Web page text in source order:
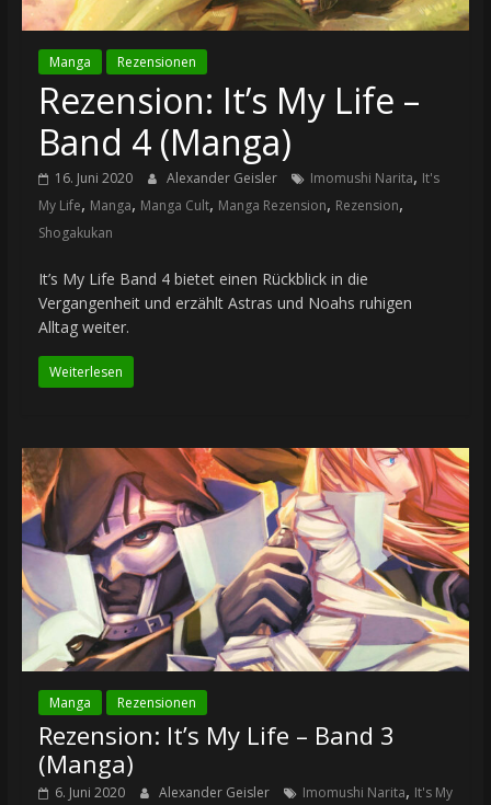
Manga Rezensionen
Rezension: It’s My Life –
Band 4 (Manga)
16. Juni 2020 Alexander Geisler Imomushi Narita, It's
My Life, Manga, Manga Cult, Manga Rezension, Rezension,
Shogakukan
It’s My Life Band 4 bietet einen Rückblick in die
Vergangenheit und erzählt Astras und Noahs ruhigen
Alltag weiter.
Weiterlesen
Manga Rezensionen
Rezension: It’s My Life – Band 3
(Manga)
6. Juni 2020 Alexander Geisler Imomushi Narita, It's My